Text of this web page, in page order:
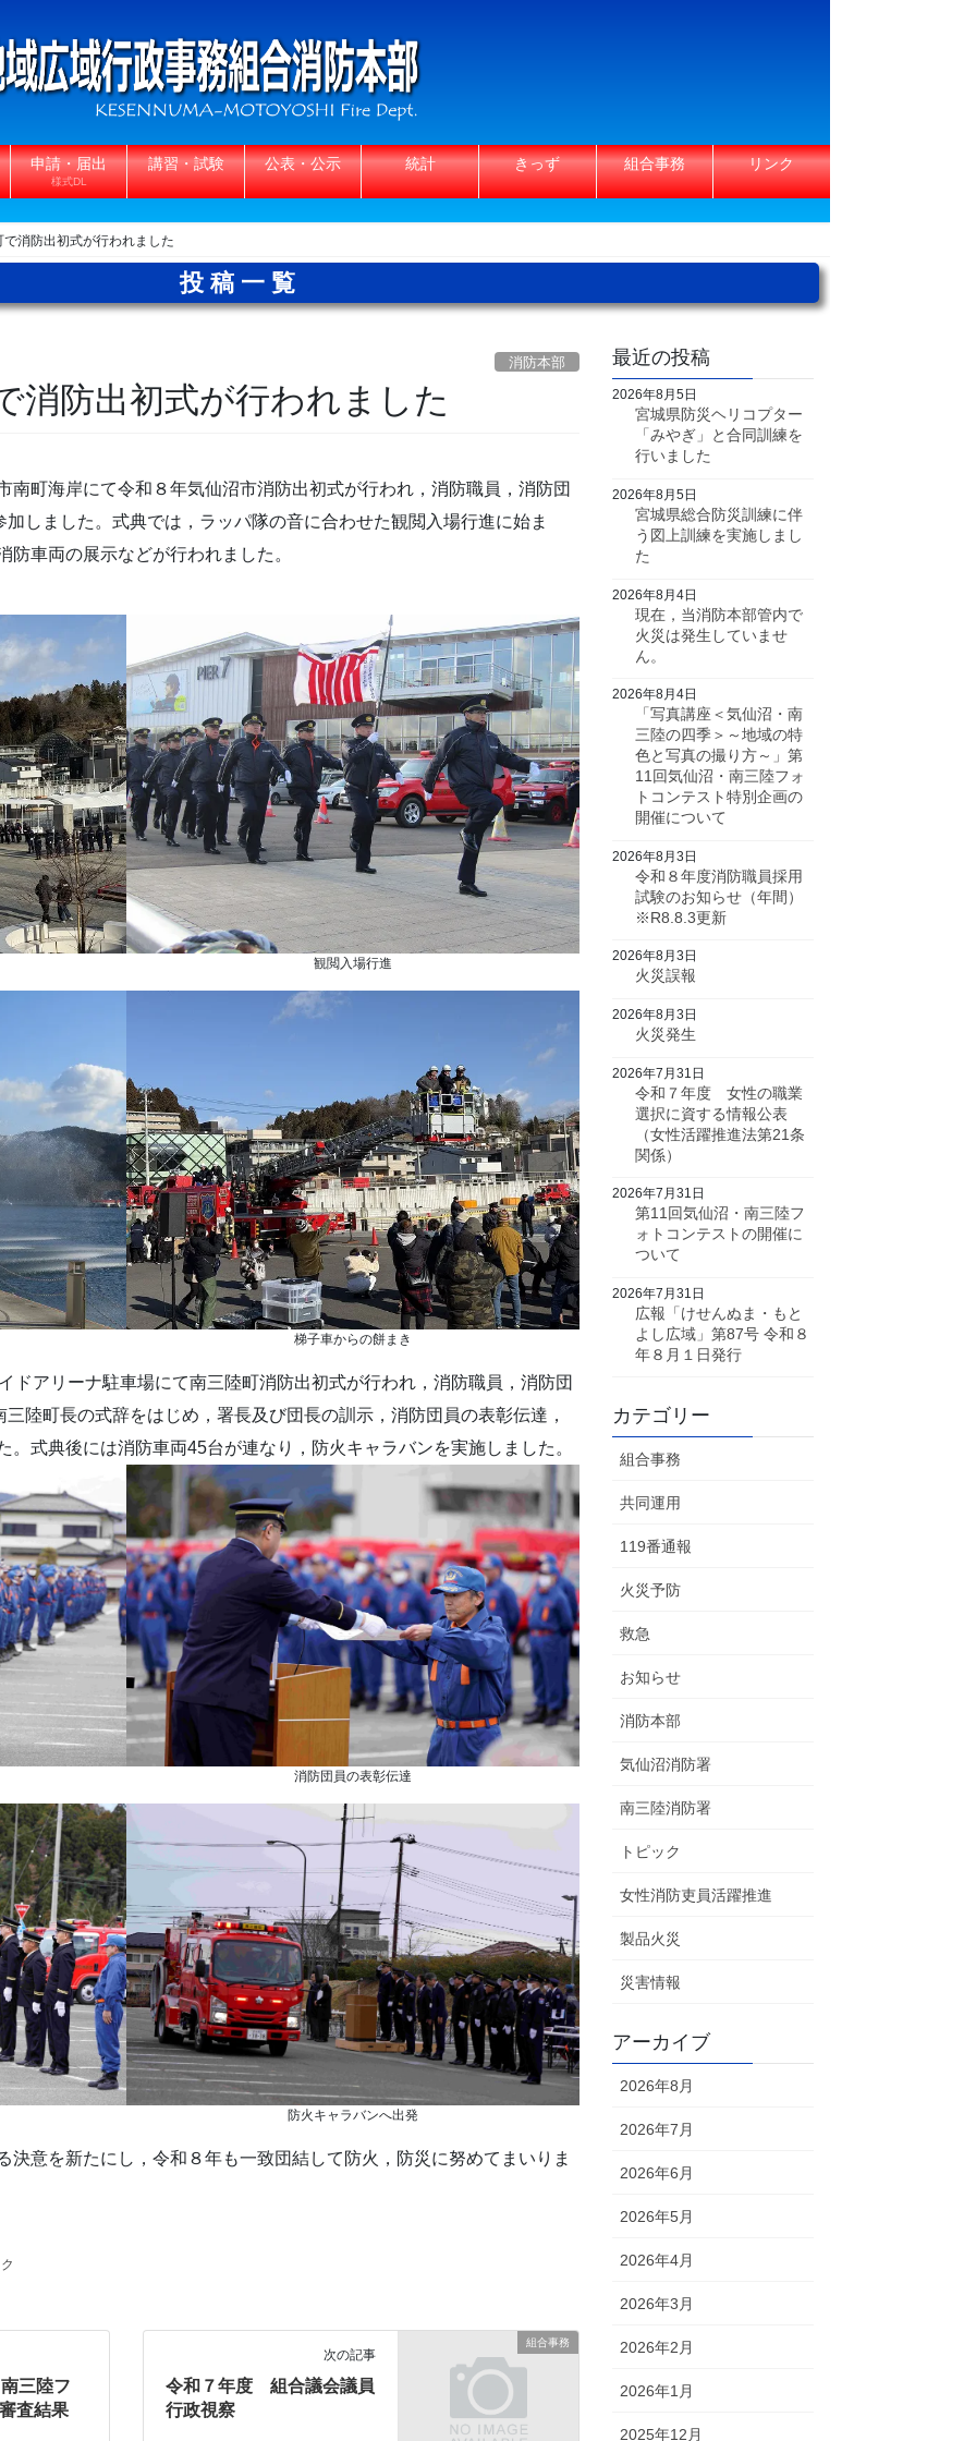
申請・届出
様式DL
講習・試験 公表・公示 統計 きっず 組合事務 リンク
消防出初式が行われました
投稿一覧
消防本部
消防出初式が行われました
海岸にて令和８年気仙沼市消防出初式が行われ，消防職員，消防団
しました。式典では，ラッパ隊の音に合わせた観閲入場行進に始ま
車両の展示などが行われました。
観閲入場行進
梯子車からの餅まき
リーナ駐車場にて南三陸町消防出初式が行われ，消防職員，消防団
陸町長の式辞をはじめ，署長及び団長の訓示，消防団員の表彰伝達，
式典後には消防車両45台が連なり，防火キャラバンを実施しました。
消防団員の表彰伝達
防火キャラバンへ出発
決意を新たにし，令和８年も一致団結して防火，防災に努めてまいりま
三陸フ
査結果
組合事務
次の記事
令和７年度 組合議会議員
行政視察
最近の投稿
宮城県防災ヘリコプター
「みやぎ」と合同訓練を
行いました
2026年8月5日
宮城県総合防災訓練に伴
う図上訓練を実施しまし
た
2026年8月5日
現在，当消防本部管内で
火災は発生していませ
ん。
2026年8月4日
「写真講座＜気仙沼・南
三陸の四季＞～地域の特
色と写真の撮り方～」第
11回気仙沼・南三陸フォ
トコンテスト特別企画の
開催について
2026年8月4日
令和８年度消防職員採用
試験のお知らせ（年間）
※R8.8.3更新
2026年8月3日
火災誤報
2026年8月3日
火災発生
2026年8月3日
令和７年度 女性の職業
選択に資する情報公表
（女性活躍推進法第21条
関係）
2026年7月31日
第11回気仙沼・南三陸フ
ォトコンテストの開催に
ついて
2026年7月31日
広報「けせんぬま・もと
よし広域」第87号 令和８
年８月１日発行
2026年7月31日
カテゴリー
組合事務
共同運用
119番通報
火災予防
救急
お知らせ
消防本部
気仙沼消防署
南三陸消防署
トピック
女性消防吏員活躍推進
製品火災
災害情報
アーカイブ
2026年8月
2026年7月
2026年6月
2026年5月
2026年4月
2026年3月
2026年2月
2026年1月
2025年12月